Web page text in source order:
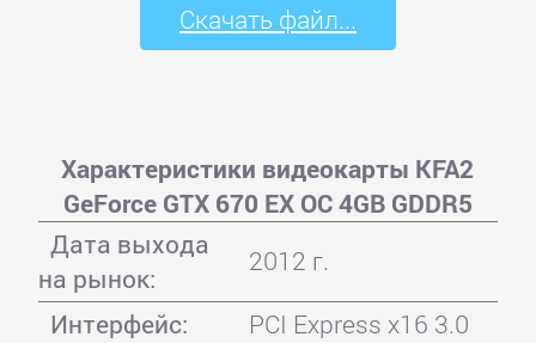
Скачать файл...
Характеристики видеокарты KFA2
GeForce GTX 670 EX OC 4GB GDDR5
Дата выхода
на рынок:
2012 г.
Интерфейс:
PCI Express x16 3.0